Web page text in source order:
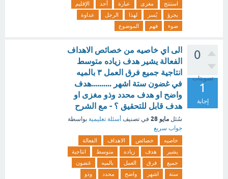
استنتج مغزى عبارة أحد
الإقليم
يجرؤ
يُسر لهذا الرجل
عداوة
ضوء
فهم الموضوع
0
تصويتات
1
إجابة
الى اي خاصيه من خصائص الاهداف
الفعالة يشير هدف زياده متوسط
انتاجية جميع فرق العمل ٣ بالميه
في غضون ستة اشهر ..........هدف
واضح او هدف محدد وذو مغزى او
هدف قابل للتحقيق ؟ - مع الشرح
سُئل مايو 28 في تصنيف أسئلة تعليمية بواسطة
جواب سريع
خاصيه خصائص الاهداف
الفعالة
يشير
هدف زياده متوسط
انتاجية
جميع
فرق العمل بالميه
غضون
ستة
اشهر واضح محدد
وذو